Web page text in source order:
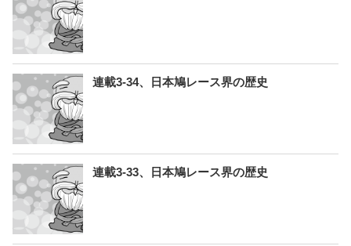
連載3-34、日本鳩レース界の歴史
連載3-33、日本鳩レース界の歴史